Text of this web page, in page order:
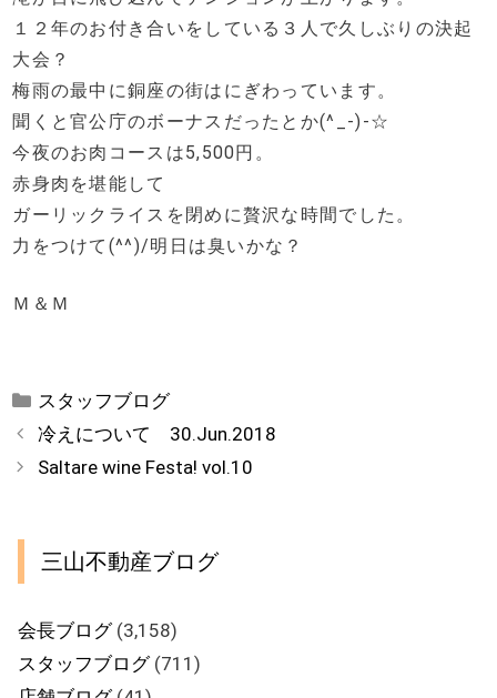
１２年のお付き合いをしている３人で久しぶりの決起
大会？
梅雨の最中に銅座の街はにぎわっています。
聞くと官公庁のボーナスだったとか(^_-)-☆
今夜のお肉コースは5,500円。
赤身肉を堪能して
ガーリックライスを閉めに贅沢な時間でした。
力をつけて(^^)/明日は臭いかな？
Ｍ＆Ｍ
カ
テ
ゴ
リ
スタッフブログ
冷えについて 30.Jun.2018
Saltare wine Festa! vol.10
三山不動産ブログ
会長ブログ(3,158)
スタッフブログ(711)